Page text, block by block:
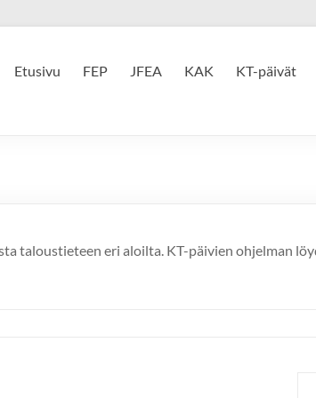
Etusivu FEP JFEA KAK KT-päivät
taloustieteen eri aloilta. KT-päivien ohjelman